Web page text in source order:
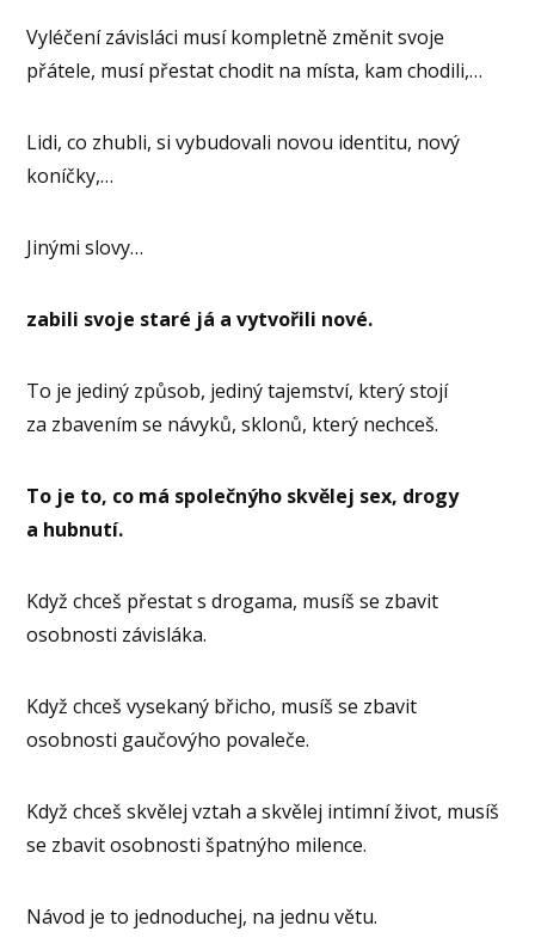
Vyléčení závisláci musí kompletně změnit svoje
přátele, musí přestat chodit na místa, kam chodili,…
Lidi, co zhubli, si vybudovali novou identitu, nový
koníčky,…
Jinými slovy…
zabili svoje staré já a vytvořili nové.
To je jediný způsob, jediný tajemství, který stojí
za zbavením se návyků, sklonů, který nechceš.
To je to, co má společnýho skvělej sex, drogy
a hubnutí.
Když chceš přestat s drogama, musíš se zbavit
osobnosti závisláka.
Když chceš vysekaný břicho, musíš se zbavit
osobnosti gaučovýho povaleče.
Když chceš skvělej vztah a skvělej intimní život, musíš
se zbavit osobnosti špatnýho milence.
Návod je to jednoduchej, na jednu větu.